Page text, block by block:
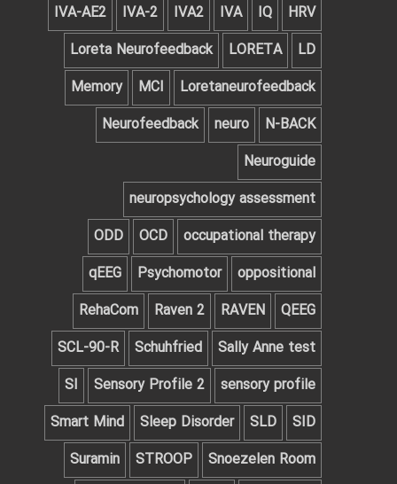
HRV
IQ
IVA
IVA2
IVA-2
IVA-AE2
LD
LORETA
Loreta Neurofeedback
Loretaneurofeedback
MCI
Memory
N-BACK
neuro
Neurofeedback
Neuroguide
neuropsychology assessment
occupational therapy
OCD
ODD
oppositional
Psychomotor
qEEG
QEEG‌
RAVEN
Raven 2
RehaCom
Sally Anne test
Schuhfried
SCL-90-R
sensory profile
Sensory Profile 2
SI
SID
SLD
Sleep Disorder
Smart Mind
Snoezelen Room
STROOP
Suramin